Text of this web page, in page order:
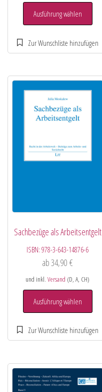
Ausführung wählen
Sachbezüge als Arbeitsentgelt
ISBN:978-3-643-14876-6
ab34,90€
und inkl.Versand (D, A, CH)
Ausführung wählen